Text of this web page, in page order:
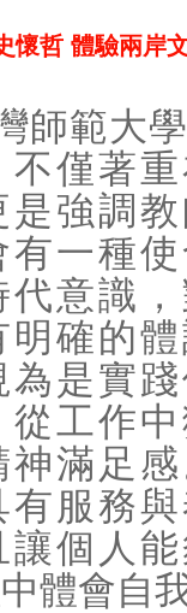
懷哲 體驗兩岸
師範大
不僅著
是強調
有一種
代意識
明確的
為是實
從工作
神滿足
有服務
讓個人
體會自